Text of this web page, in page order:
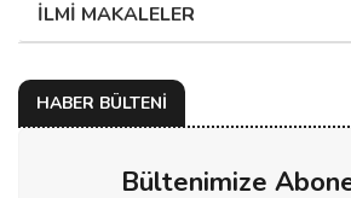
İLMİ MAKALELER
HABER BÜLTENİ
Bültenimize